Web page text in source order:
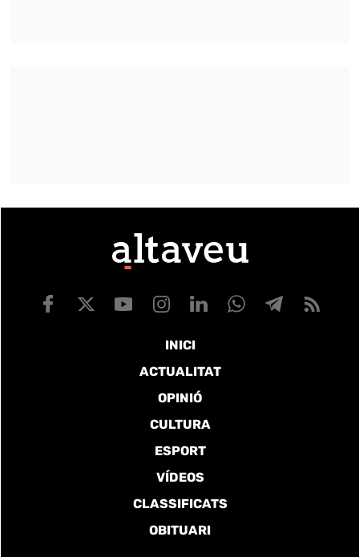
INICI
ACTUALITAT
OPINIÓ
CULTURA
ESPORT
VÍDEOS
CLASSIFICATS
OBITUARI